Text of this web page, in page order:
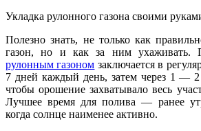
Укладка рулонного газона своими
Полезно знать, не только как
газон, но и как за ним ухаживать.
рулонным газоном заключается в
7 дней каждый день, затем через 1 — 2
чтобы орошение захватывало весь
Лучшее время для полива — ранее
когда солнце наименее активно.